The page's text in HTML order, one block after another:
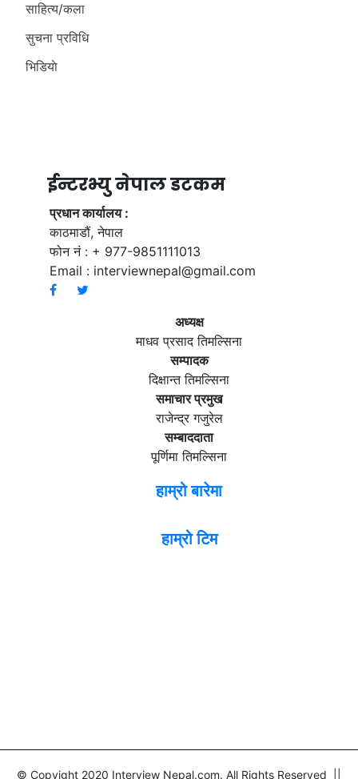
साहित्य/कला
सुचना प्रविधि
भिडियाे
ईन्टरभ्यु नेपाल डटकम
प्रधान कार्यालय :
काठमाडौं, नेपाल
फोन नं : + 977-9851111013
Email : interviewnepal@gmail.com
अध्यक्ष
माधव प्रसाद तिमल्सिना
सम्पादक
दिक्षान्त तिमल्सिना
समाचार प्रमुख
राजेन्द्र गजुरेल
सम्बाददाता
पूर्णिमा तिमल्सिना
हाम्रो बारेमा
हाम्रो टिम
© Copyight 2020 Interview Nepal.com. All Rights Reserved ||